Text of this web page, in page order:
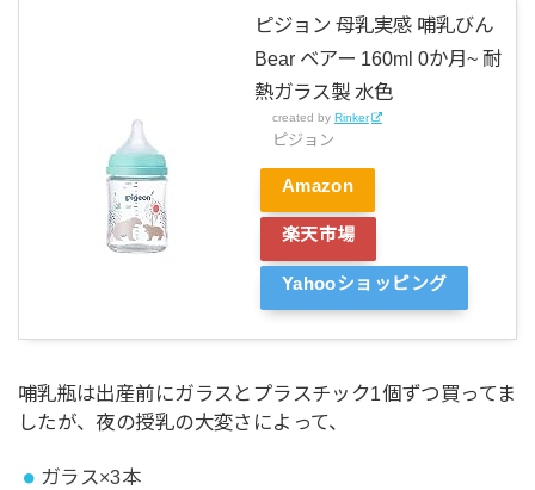
ピジョン 母乳実感 哺乳びん
Bear ベアー 160ml 0か月~ 耐
熱ガラス製 水色
created by Rinker
ピジョン
Amazon
楽天市場
Yahooショッピング
哺乳瓶は出産前にガラスとプラスチック1個ずつ買ってま
したが、夜の授乳の大変さによって、
ガラス×3本